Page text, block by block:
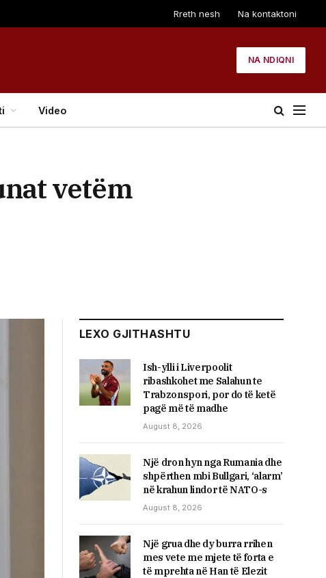
Rreth nesh Na kontaktoni
NA NDIQNI
Video
vetëm
LEXO GJITHASHTU
Ish-ylli i Liverpoolit
ribashkohet me Salahun te
Trabzonspori, por do të ketë
pagë më të madhe
August 8, 2026
Një dron hyn nga Rumania dhe
shpërthen mbi Bullgari, ‘alarm’
në krahun lindor të NATO-s
August 8, 2026
Një grua dhe dy burra rrihen
mes vete me mjete të forta e
të mprehta në Han të Elezit